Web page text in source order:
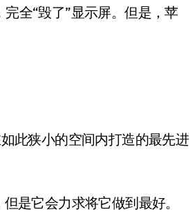
全“毁了”显示屏。但是，苹
此狭小的空间内打造的最先进
是它会力求将它做到最好。